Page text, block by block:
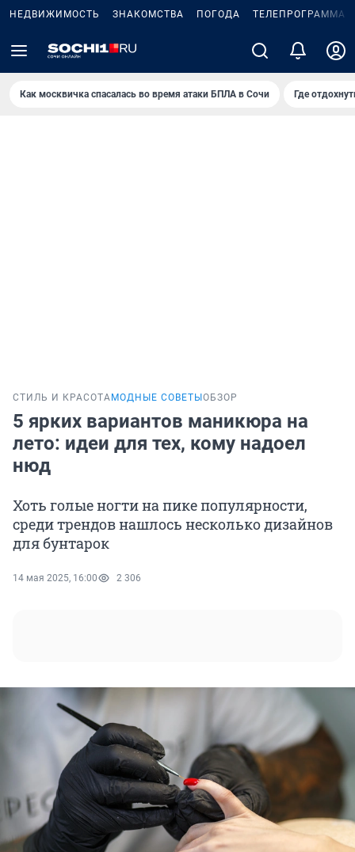
НЕДВИЖИМОСТЬ ЗНАКОМСТВА ПОГОДА ТЕЛЕПРОГРАММА
Как москвичка спасалась во время атаки БПЛА в Сочи Где
СТИЛЬ И КРАСОТА МОДНЫЕ СОВЕТЫ ОБЗОР
5 ярких вариантов маникюра на
лето: идеи для тех, кому надоел
нюд
Хоть голые ногти на пике популярности,
среди трендов нашлось несколько дизайнов
для бунтарок
14 мая 2025, 16:00 2 306